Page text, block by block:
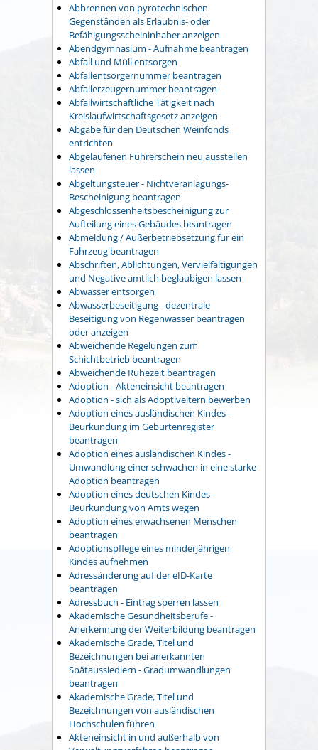
Abbrennen von pyrotechnischen
Gegenständen als Erlaubnis- oder
Befähigungsscheininhaber anzeigen
Abendgymnasium - Aufnahme beantragen
Abfall und Müll entsorgen
Abfallentsorgernummer beantragen
Abfallerzeugernummer beantragen
Abfallwirtschaftliche Tätigkeit nach
Kreislaufwirtschaftsgesetz anzeigen
Abgabe für den Deutschen Weinfonds
entrichten
Abgelaufenen Führerschein neu ausstellen
lassen
Abgeltungsteuer - Nichtveranlagungs-
Bescheinigung beantragen
Abgeschlossenheitsbescheinigung zur
Aufteilung eines Gebäudes beantragen
Abmeldung / Außerbetriebsetzung für ein
Fahrzeug beantragen
Abschriften, Ablichtungen, Vervielfältigungen
und Negative amtlich beglaubigen lassen
Abwasser entsorgen
Abwasserbeseitigung - dezentrale
Beseitigung von Regenwasser beantragen
oder anzeigen
Abweichende Regelungen zum
Schichtbetrieb beantragen
Abweichende Ruhezeit beantragen
Adoption - Akteneinsicht beantragen
Adoption - sich als Adoptiveltern bewerben
Adoption eines ausländischen Kindes -
Beurkundung im Geburtenregister
beantragen
Adoption eines ausländischen Kindes -
Umwandlung einer schwachen in eine starke
Adoption beantragen
Adoption eines deutschen Kindes -
Beurkundung von Amts wegen
Adoption eines erwachsenen Menschen
beantragen
Adoptionspflege eines minderjährigen
Kindes aufnehmen
Adressänderung auf der eID-Karte
beantragen
Adressbuch - Eintrag sperren lassen
Akademische Gesundheitsberufe -
Anerkennung der Weiterbildung beantragen
Akademische Grade, Titel und
Bezeichnungen bei anerkannten
Spätaussiedlern - Gradumwandlungen
beantragen
Akademische Grade, Titel und
Bezeichnungen von ausländischen
Hochschulen führen
Akteneinsicht in und außerhalb von